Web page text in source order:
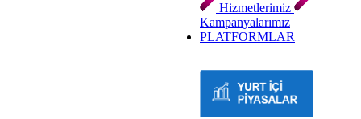
Hizmetlerimiz
Kampanyalarımız
PLATFORMLAR